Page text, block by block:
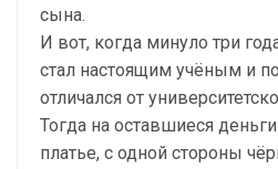
сына.
И вот, когда минуло три
стал настоящим учёным и
отличался от
Тогда на оставшиеся
платье, с одной стороны